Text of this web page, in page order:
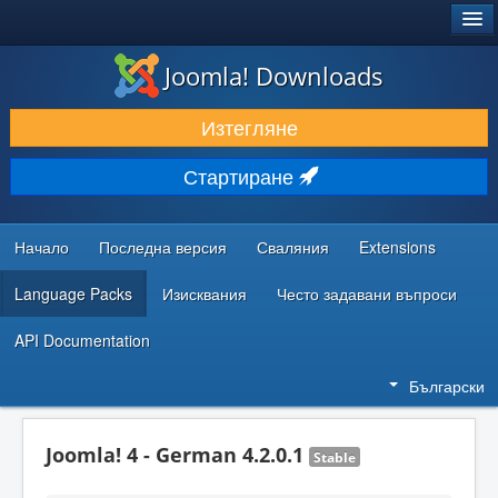
ИЗТЕГЛЯНЕ & РАЗШИРЯВАНЕ
ОТКРИВАЙТЕ & УЧЕТЕ
ОБЩНОСТ & ПОДДРЪЖКА
РЕСУРСИ ЗА РАЗРАБОТКА
Joomla! Downloads
Изтегляне
Стартиране
Начало Последна версия Сваляния Extensions
Language Packs Изисквания Често задавани въпроси
API Documentation
Български
Joomla! 4 - German 4.2.0.1 Stable